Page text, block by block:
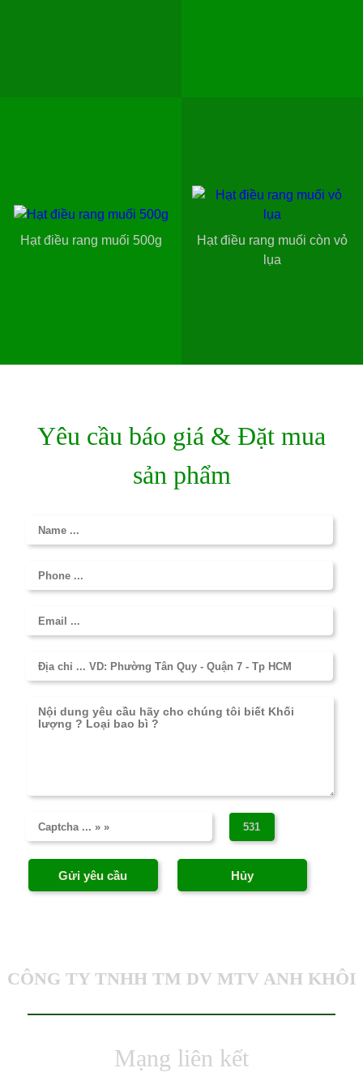
Hạt điều rang muối 500g
Hạt điều rang muối còn vỏ
lụa
Yêu cầu báo giá & Đặt mua
sản phẩm
CÔNG TY TNHH TM DV MTV ANH KHÔI
Mạng liên kết